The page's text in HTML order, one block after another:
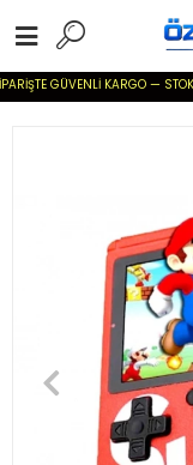
GÜVENLİ KARGO —